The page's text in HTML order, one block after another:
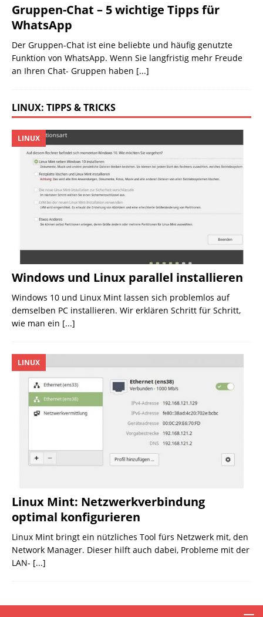
Gruppen-Chat – 5 wichtige Tipps für
WhatsApp
Der Gruppen-Chat ist eine beliebte und häufig genutzte
Funktion von WhatsApp. Wenn Sie langfristig mehr Freude
an Ihren Chat- Gruppen haben [...]
LINUX: TIPPS & TRICKS
Windows und Linux parallel installieren
LINUX
Windows 10 und Linux Mint lassen sich problemlos auf
demselben PC installieren. Wir erklären Schritt für Schritt,
wie man ein [...]
Linux Mint: Netzwerkverbindung
optimal konfigurieren
LINUX
Linux Mint bringt ein nützliches Tool fürs Netzwerk mit, den
Network Manager. Dieser hilft auch dabei, Probleme mit der
LAN- [...]